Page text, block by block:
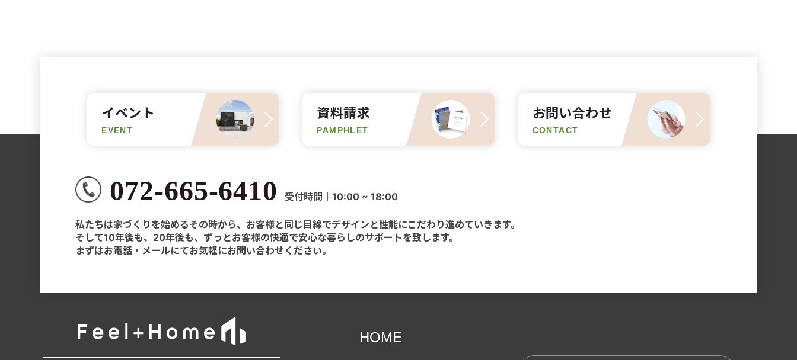
イベント
EVENT
資料請求
PAMPHLET
お問い合わせ
CONTACT
072-665-6410 受付時間｜10:00 ~ 18:00
私たちは家づくりを始めるその時から、お客様と同じ目線でデザインと性能にこだわり進めていきます。
そして10年後も、20年後も、ずっとお客様の快適で安心な暮らしのサポートを致します。
まずはお電話・メールにてお気軽にお問い合わせください。
HOME